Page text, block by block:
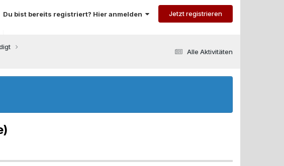
Du bist bereits registriert? Hier anmelden Jetzt registrieren
Alle Aktivitäten